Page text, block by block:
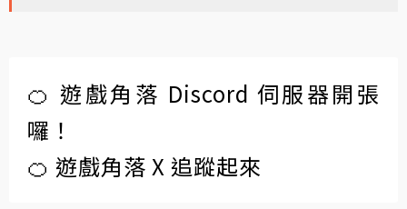
🍊 遊戲角落 Discord 伺服器開張
囉！
🍊 遊戲角落 X 追蹤起來